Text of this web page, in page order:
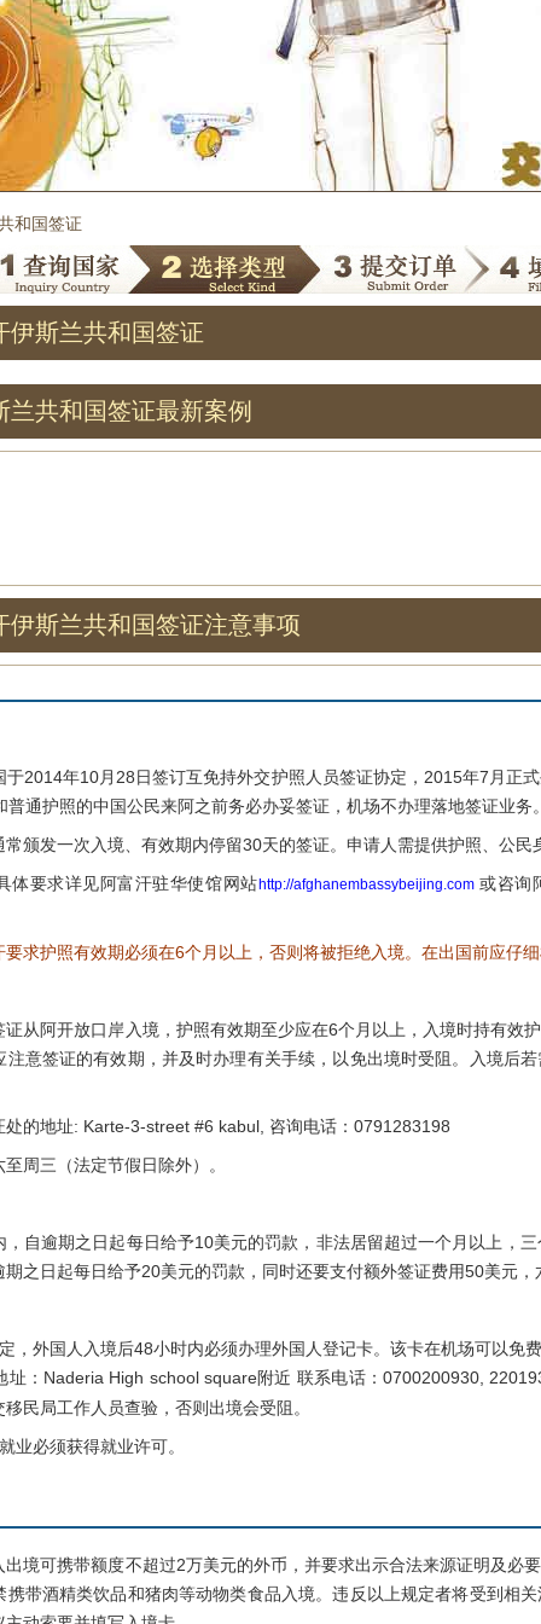
和国签证
伊斯兰共和国签证
兰共和国签证最新案例
伊斯兰共和国签证注意事项
年10月28日签订互免持外交护照人员签证协定，2015年7月正式
普通护照的中国公民来阿之前务必办妥签证，机场不办理落地签证业务
发一次入境、有效期内停留30天的签证。申请人需提供护照、公民
要求详见阿富汗驻华使馆网站http://afghanembassybeijing.com或咨询
要求护照有效期必须在6个月以上，否则将被拒绝入境。在出国前应仔
阿开放口岸入境，护照有效期至少应在6个月以上，入境时持有效
注意签证的有效期，并及时办理有关手续，以免出境时受阻。入境后
地址: Karte-3-street #6 kabul, 咨询电话：0791283198
三（法定节假日除外）。
逾期之日起每日给予10美元的罚款，非法居留超过一个月以上，三
之日起每日给予20美元的罚款，同时还要支付额外签证费用50美元
国人入境后48小时内必须办理外国人登记卡。该卡在机场可以免
址：Naderia High school square附近 联系电话：0700200930,
民局工作人员查验，否则出境会受阻。
必须获得就业许可。
可携带额度不超过2万美元的外币，并要求出示合法来源证明及必
携带酒精类饮品和猪肉等动物类食品入境。违反以上规定者将受到相